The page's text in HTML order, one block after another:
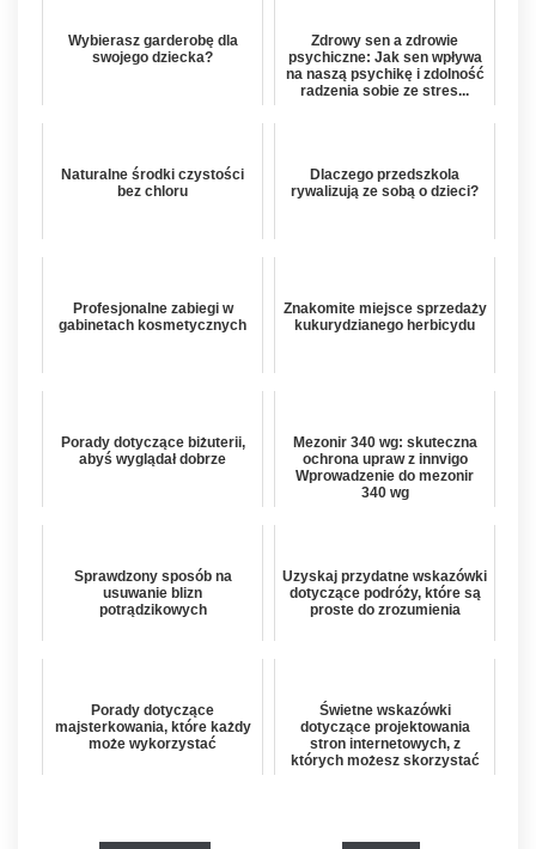
Wybierasz garderobę dla
swojego dziecka?
Zdrowy sen a zdrowie
psychiczne: Jak sen wpływa
na naszą psychikę i zdolność
radzenia sobie ze stres...
Naturalne środki czystości
bez chloru
Dlaczego przedszkola
rywalizują ze sobą o dzieci?
Profesjonalne zabiegi w
gabinetach kosmetycznych
Znakomite miejsce sprzedaży
kukurydzianego herbicydu
Porady dotyczące biżuterii,
abyś wyglądał dobrze
Mezonir 340 wg: skuteczna
ochrona upraw z innvigo
Wprowadzenie do mezonir
340 wg
Sprawdzony sposób na
usuwanie blizn
potrądzikowych
Uzyskaj przydatne wskazówki
dotyczące podróży, które są
proste do zrozumienia
Porady dotyczące
majsterkowania, które każdy
może wykorzystać
Świetne wskazówki
dotyczące projektowania
stron internetowych, z
których możesz skorzystać